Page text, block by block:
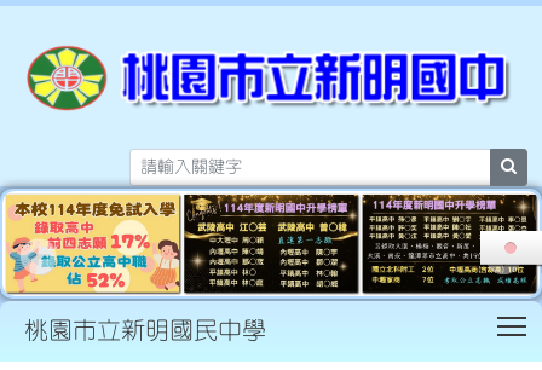
桃園市立新明國民中學